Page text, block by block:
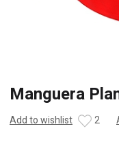
Manguera
Add to wishlist 2